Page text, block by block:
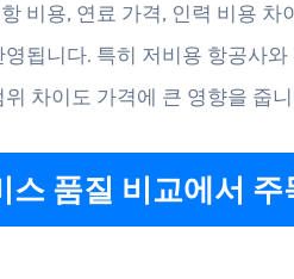
비용, 연료 가격, 인력 비용 차
됩니다. 특히 저비용 항공사
차이도 가격에 큰 영향을 줍
스 품질 비교에서